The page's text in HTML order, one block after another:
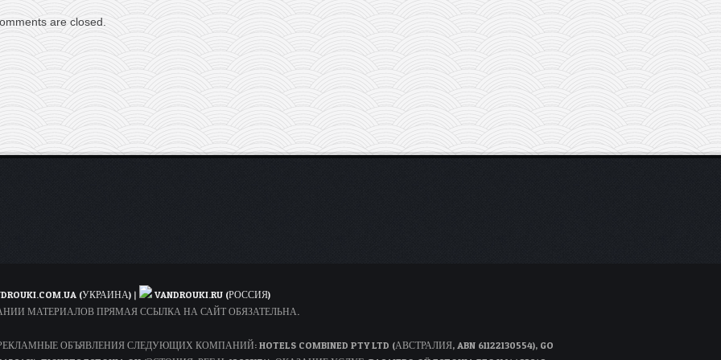
are closed.
(УКРАИНА) |
VANDROUKI.RU (РОССИЯ)
МАТЕРИАЛОВ ПРЯМАЯ ССЫЛКА НА САЙТ ОБЯЗАТЕЛЬНА.
ОБЪЯВЛЕНИЯ СЛЕДУЮЩИХ КОМПАНИЙ: HOTELS COMBINED PTY LTD (АВСТРАЛИЯ, ABN 61122130554), GO